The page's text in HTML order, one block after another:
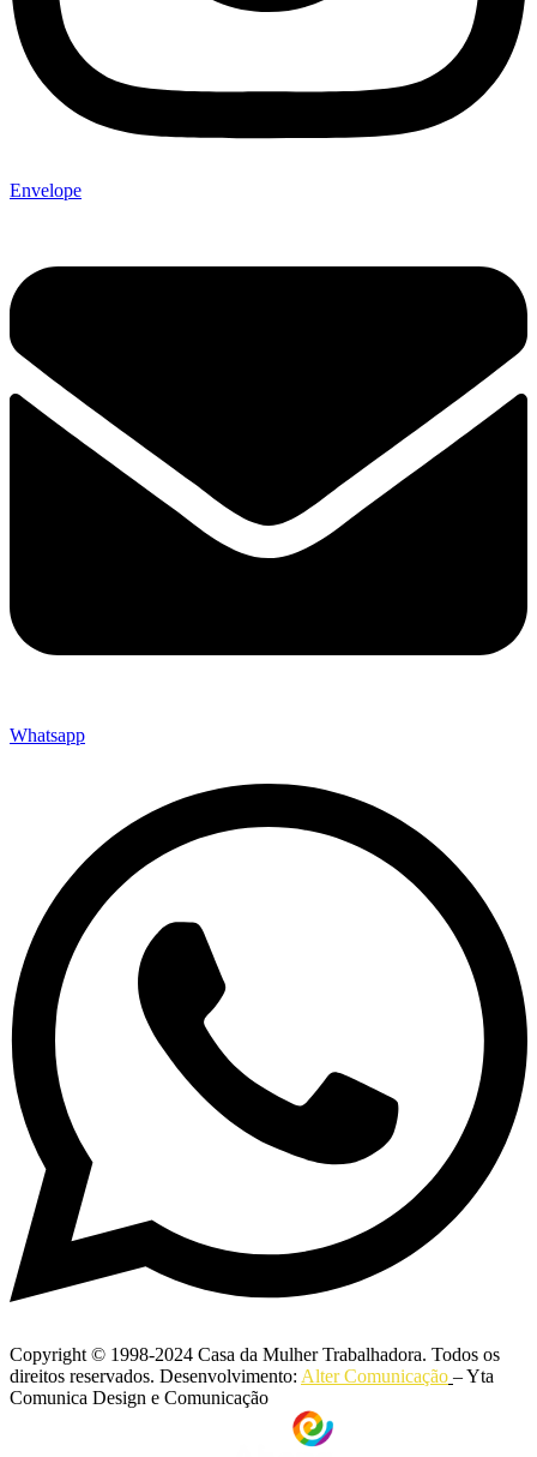
Envelope
Whatsapp
Copyright © 1998-2024 Casa da Mulher Trabalhadora. Todos os
direitos reservados. Desenvolvimento: Alter Comunicação – Yta
Comunica Design e Comunicação